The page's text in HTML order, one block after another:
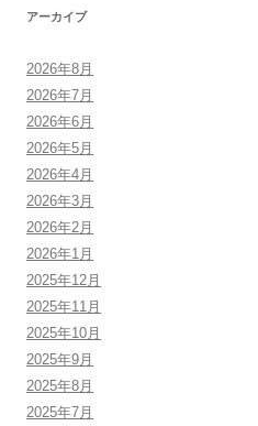
アーカイブ
2026年8月
2026年7月
2026年6月
2026年5月
2026年4月
2026年3月
2026年2月
2026年1月
2025年12月
2025年11月
2025年10月
2025年9月
2025年8月
2025年7月